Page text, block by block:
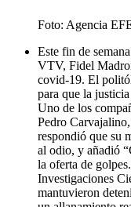
Foto: Agencia
Este fin de
VTV, Fidel
covid-19. El
para que la
Uno de los
Pedro
respondió que su
al odio, y añadió
la oferta de
Investigaciones
mantuvieron